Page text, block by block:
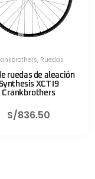
, Ruedas
ruedas de aleación
XCT I9
Crankbrothers
S/836.50